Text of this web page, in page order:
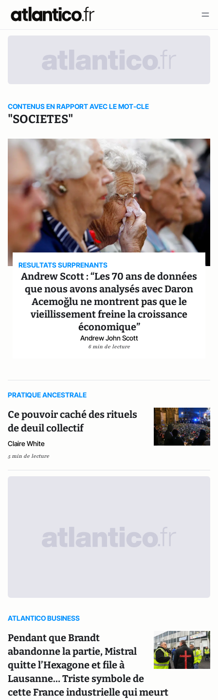
CONTENUS EN RAPPORT AVEC LE MOT-CLE
"SOCIETES"
RESULTATS SURPRENANTS
Andrew Scott : “Les 70 ans de données
que nous avons analysés avec Daron
Acemoğlu ne montrent pas que le
vieillissement freine la croissance
économique”
Andrew John Scott
6 min de lecture
PRATIQUE ANCESTRALE
Ce pouvoir caché des rituels
de deuil collectif
Claire White
5 min de lecture
ATLANTICO BUSINESS
Pendant que Brandt
abandonne la partie, Mistral
quitte l’Hexagone et file à
Lausanne… Triste symbole de
cette France industrielle qui meurt